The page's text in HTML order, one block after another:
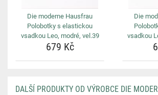
Die moderne Hausfrau
Polobotky s elastickou
vsadkou Leo, modré, vel.39
679 Kč
Die
vsadkou
DALŠÍ PRODUKTY OD VÝROBCE DIE